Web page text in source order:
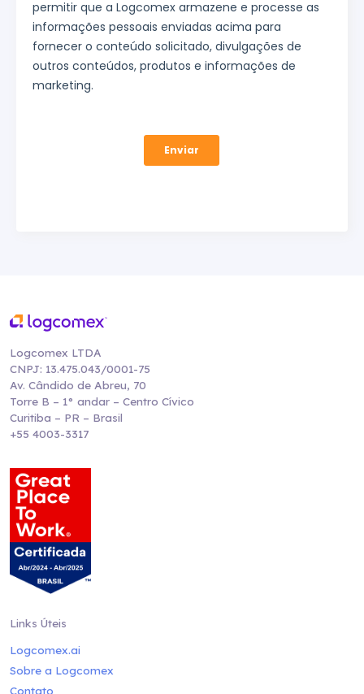
Logcomex LTDA
CNPJ: 13.475.043/0001-75
Av. Cândido de Abreu, 70
Torre B – 1° andar – Centro Cívico
Curitiba – PR – Brasil
+55 4003-3317
Links Úteis
Logcomex.ai
Sobre a Logcomex
Contato